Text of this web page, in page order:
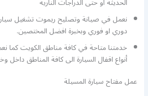
نعمل في صيانة وتصليح ريموت تشغيل
دوري او فوري وبخبرة افضل المختصين.
خدمتنا متاحة في كافة مناطق الكويت كما
أنواع اقفال السيارة الى كافة المناطق داخل
عمل مفتاح سيارة المسيلة